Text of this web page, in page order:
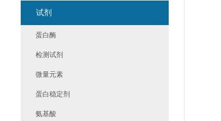
试剂
蛋白酶
检测试剂
微量元素
蛋白稳定剂
氨基酸